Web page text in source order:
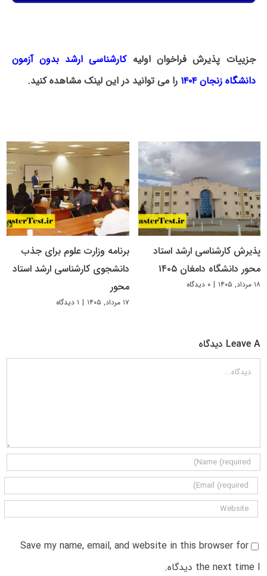
جزییات پذیرش فراخوان اولیهکارشناسی ارشد بدون آزمون
دانشگاه زنجان ۱۴۰۴
را می توانید در این لینک مشاهده کنید.
پذیرش کارشناسی ارشد استاد
محور دانشگاه دامغان ۱۴۰۵
۱۸ مرداد, ۱۴۰۵ | ۰ دیدگاه
برنامه وزارت علوم برای جذب
دانشجوی کارشناسی ارشد استاد
محور
۱۷ مرداد, ۱۴۰۵ | ۱ دیدگاه
Leave A دیدگاه
دیدگاه
Save my name, email, and website in this browser for
the next time I دیدگاه.